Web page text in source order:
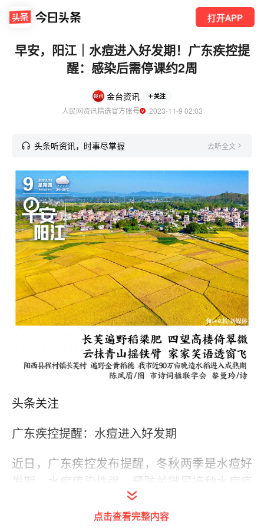
打开APP
早安，阳江｜水痘进入好发期！广东疾控提
醒：感染后需停课约2周
金台资讯 关注
人民网资讯精选官方账号
  2023-11-9 02:03
头条听资讯，时事尽掌握 去听全文
头条关注
广东疾控提醒：水痘进入好发期
近日，广东疾控发布提醒，冬秋两季是水痘好
发期，水痘传染性强，预防关键是接种水痘疫
苗。水痘号称“见面传”，水痘患者是唯一的传
染源，易感者接触患者后约90%会传染发病。
点击查看完整内容